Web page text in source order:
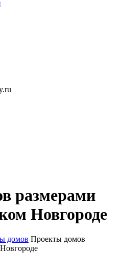
размерами
Новгороде
домов Проекты домов